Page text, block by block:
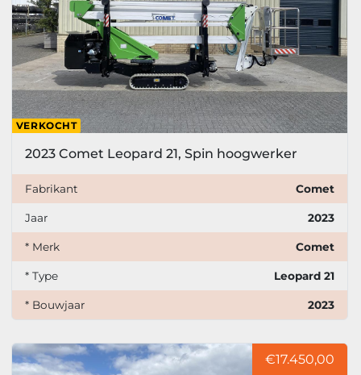
VERKOCHT
2023 Comet Leopard 21, Spin hoogwerker
Fabrikant Comet
Jaar 2023
* Merk Comet
* Type Leopard 21
* Bouwjaar 2023
€17.450,00